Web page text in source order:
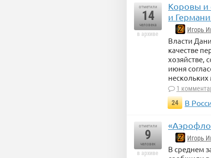
отметили
14
человека
в архиве
Коровы и
и
Игорь
Власти
качестве
хозяйстве,
июня
1
24
В
отметили
9
человек
в архиве
Игорь
В среднем